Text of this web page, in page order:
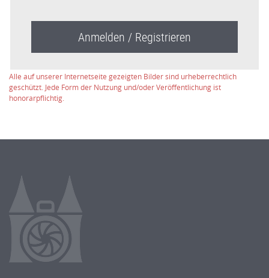
Anmelden / Registrieren
Alle auf unserer Internetseite gezeigten Bilder sind urheberrechtlich
geschützt. Jede Form der Nutzung und/oder Veröffentlichung ist
honorarpflichtig.